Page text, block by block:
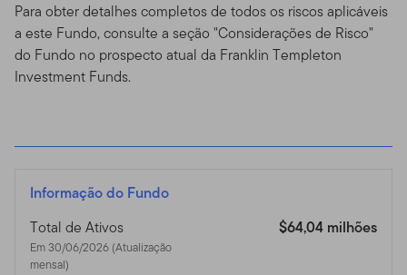
Para obter detalhes completos de todos os riscos aplicáveis
a este Fundo, consulte a seção "Considerações de Risco"
do Fundo no prospecto atual da Franklin Templeton
Investment Funds.
Informação do Fundo
Total de Ativos
Em 30/06/2026 (Atualização
mensal)
$64,04 milhões